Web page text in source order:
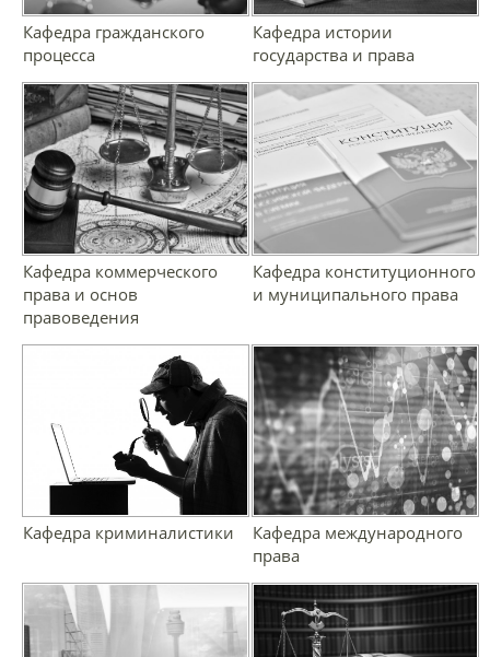
Кафедра гражданского
процесса
Кафедра истории
государства и права
Кафедра коммерческого
права и основ
правоведения
Кафедра конституционного
и муниципального права
Кафедра криминалистики
Кафедра международного
права